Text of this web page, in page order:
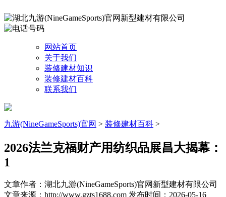
网站首页
关于我们
装修建材知识
装修建材百科
联系我们
九游(NineGameSports)官网 > 装修建材百科 >
2026法兰克福财产用纺织品展昌大揭幕：
1
文章作者：湖北九游(NineGameSports)官网新型建材有限公司
文章来源：http://www.gzts1688.com 发布时间：2026-05-16